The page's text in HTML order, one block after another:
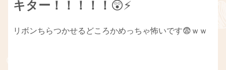
キター！！！！！ 😲⚡
リボンちらつかせるどころかめっちゃ怖いです😨ｗｗ